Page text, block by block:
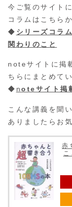
今ご覧のサイト
コラムはこちら
◆ シリーズコラ
関わりのこと
noteサイトに掲
ちらにまとめて
◆ noteサイト掲
こんな講義を聞
ありましたらお
赤